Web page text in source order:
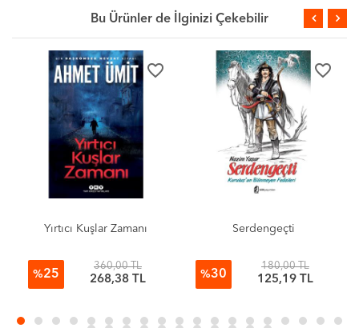
Bu Ürünler de İlginizi Çekebilir
favorite_border
Yırtıcı Kuşlar Zamanı
%25
360,00 TL
268,38 TL
favorite_border
Serdengeçti
%30
180,00 TL
125,19 TL